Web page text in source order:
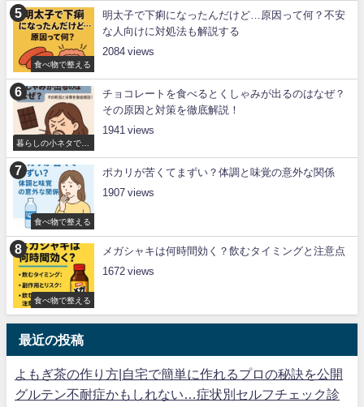
食べ物で整える
明太子で下痢になったんだけど…原因って何？不安
な人向けに対処法も解説する
2084
暮らしの小ネタで整
える
チョコレートを食べるとくしゃみが出るのはなぜ？
その原因と対策を徹底解説！
1941
食べ物で整える
ポカリが苦くてまずい？体調と味覚の意外な関係
1907
食べ物で整える
メガシャキは何時間効く？飲むタイミングと注意点
1672
最近の投稿
よもぎ茶の作り方|自宅で簡単に作れるプロの秘訣を公開
グルテン不耐症かもしれない…症状別セルフチェック診